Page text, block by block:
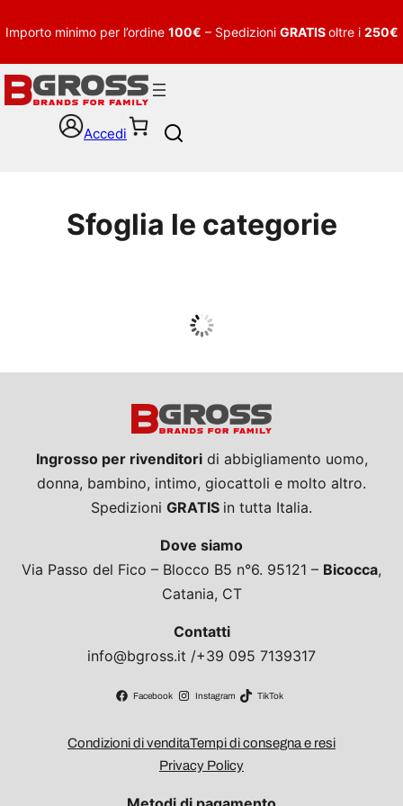
Importo minimo per l’ordine 100€ – Spedizioni GRATISoltre i 250€
Accedi
h
Sfoglia le categorie
Guarda tutto
Ingrosso per rivenditoridi abbigliamento uomo,
donna, bambino, intimo, giocattoli e molto altro.
Spedizioni GRATIS in tutta Italia.
Dove siamo
Via Passo del Fico – Blocco B5 n°6. 95121 – Bicocca,
Catania, CT
Contatti
info@bgross.it /+39 095 7139317
Facebook Instagram TikTok
Condizioni di venditaTempi di consegna e resi
Privacy Policy